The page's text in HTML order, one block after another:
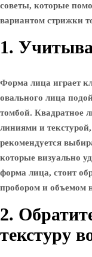
советы, которые
вариантом стрижки
1.
Форма лица играет
овального лица
томбой. Квадратное
линиями и
рекомендуется
которые визуально
форма лица, стоит
пробором и объемом
2.
текстуру